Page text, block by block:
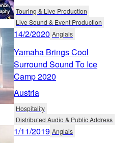
Touring & Live Production
Live Sound & Event Production
14/2/2020 Anglais
Yamaha Brings Cool
Surround Sound To Ice
Camp 2020
Austria
Hospitality
Distributed Audio & Public Address
1/11/2019 Anglais